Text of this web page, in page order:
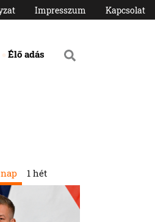
Impresszum Kapcsolat
Élő adás
1 hét